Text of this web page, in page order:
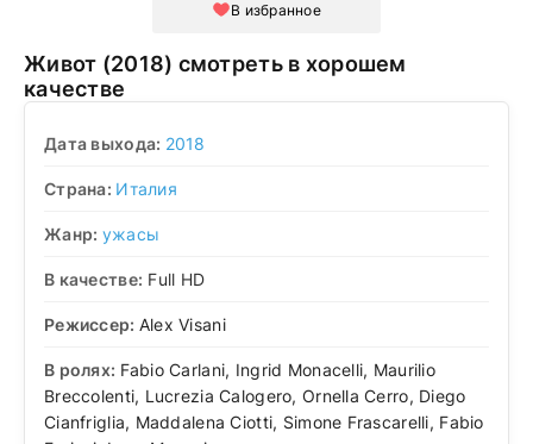
В избранное
Живот (2018) смотреть в хорошем
качестве
Дата выхода: 2018
Страна: Италия
Жанр: ужасы
В качестве: Full HD
Режиссер: Alex Visani
В ролях: Fabio Carlani, Ingrid Monacelli, Maurilio
Breccolenti, Lucrezia Calogero, Ornella Cerro, Diego
Cianfriglia, Maddalena Ciotti, Simone Frascarelli, Fabio